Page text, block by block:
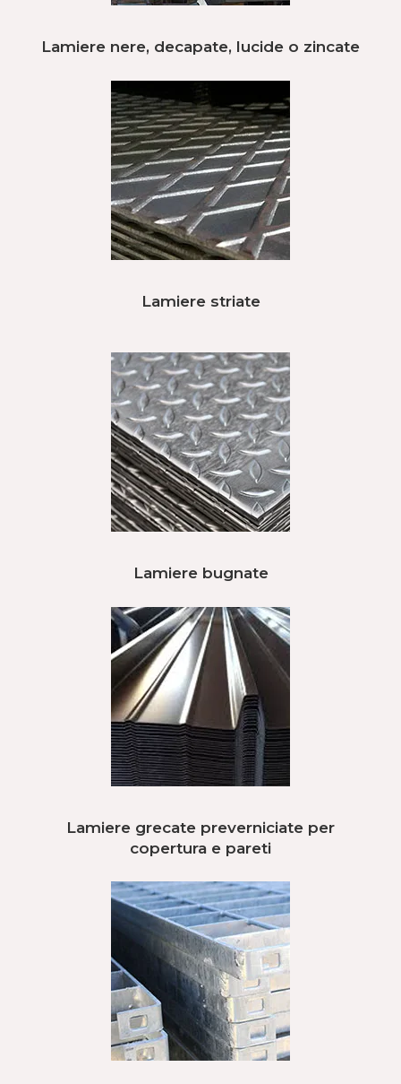
Lamiere nere, decapate, lucide o zincate
Lamiere striate
Lamiere bugnate
Lamiere grecate preverniciate per
copertura e pareti